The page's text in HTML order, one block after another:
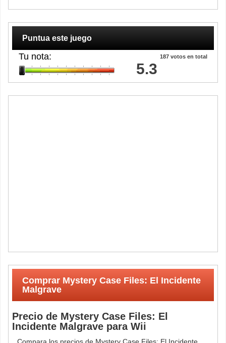
Puntua este juego
187 votos en total
Tu nota:
5.3
Comprar Mystery Case Files: El Incidente
Malgrave
Precio de Mystery Case Files: El
Incidente Malgrave para Wii